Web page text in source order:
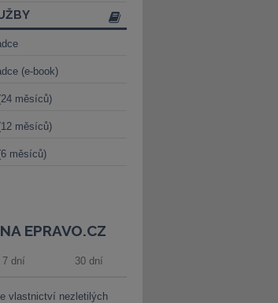
(e-book)
měsíců)
měsíců)
měsíců)
EPRAVO.CZ
7 dní 30 dní
vlastnictví nezletilých